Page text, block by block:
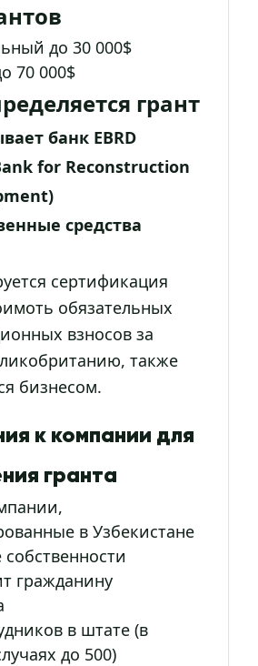
до 30 000$
70 000$
грант
банк EBRD
for Reconstruction
средства
сертификация
обязательных
взносов за
также
бизнесом.
к компании для
гранта
в Узбекистане
гражданину
в штате (в
до 500)